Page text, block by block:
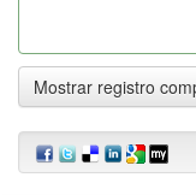
Mostrar registro